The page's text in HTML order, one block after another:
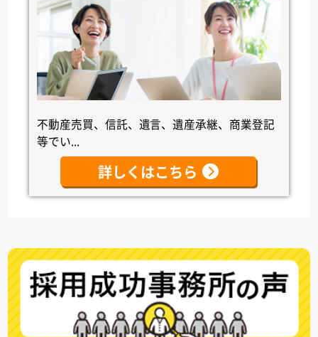
不動産売買、信託、遺言、遺産承継、商業登記
等でい...
詳しくはこちら